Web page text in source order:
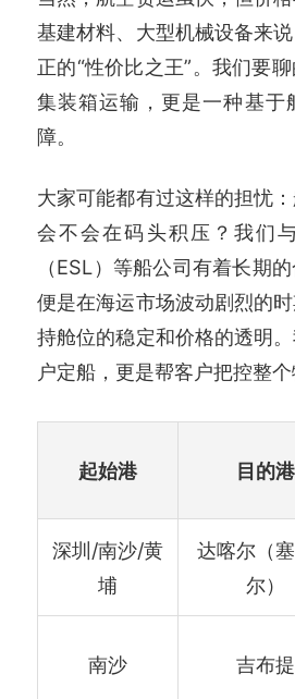
基建材料、大型机械设备来
正的“性价比之王”。我们要
集装箱运输，更是一种基于
障。
大家可能都有过这样的担忧
会不会在码头积压？我们
（ESL）等船公司有着长期
便是在海运市场波动剧烈的
持舱位的稳定和价格的透明
户定船，更是帮客户把控整个
起始港 目的港
深圳/南沙/黄
埔
达喀尔（
尔）
南沙 吉布提